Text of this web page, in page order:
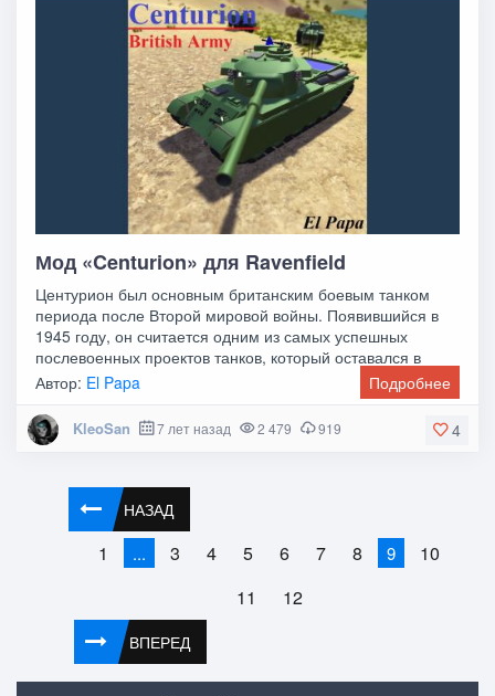
Мод «Centurion» для Ravenfield
Центурион был основным британским боевым танком
периода после Второй мировой войны. Появившийся в
1945 году, он считается одним из самых успешных
послевоенных проектов танков, который оставался в
Автор: El Papa Подробнее
4
KleoSan 7 лет назад 2 479 919
НАЗАД
1 ... 3 4 5 6 7 8 9
10
11
12
ВПЕРЕД